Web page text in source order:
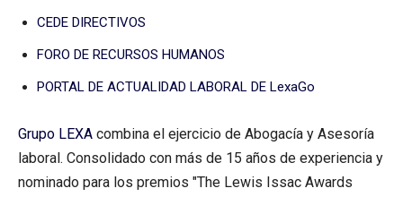
CEDE DIRECTIVOS
FORO DE RECURSOS HUMANOS
PORTAL DE ACTUALIDAD LABORAL DE LexaGo
Grupo LEXA combina el ejercicio de Abogacía y Asesoría
laboral. Consolidado con más de 15 años de experiencia y
nominado para los premios "The Lewis Issac Awards